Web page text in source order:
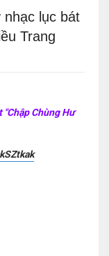
nhạc lục bát
Trang
Chùng Hư